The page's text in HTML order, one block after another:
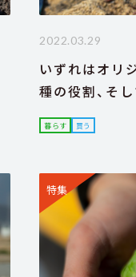
2022.03.29
いずれはオリ
種の役割、そ
暮らす 買う
特集